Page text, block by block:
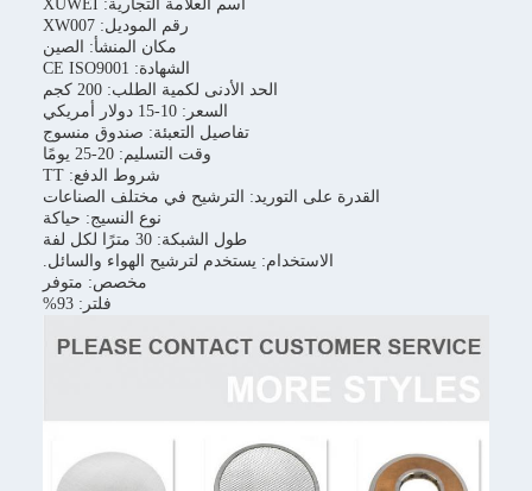
اسم العلامة التجارية: XUWEI
رقم الموديل: XW007
مكان المنشأ: الصين
الشهادة: CE ISO9001
الحد الأدنى لكمية الطلب: 200 كجم
السعر: 10-15 دولار أمريكي
تفاصيل التعبئة: صندوق منسوج
وقت التسليم: 20-25 يومًا
شروط الدفع: TT
القدرة على التوريد: الترشيح في مختلف الصناعات
نوع النسيج: حياكة
طول الشبكة: 30 مترًا لكل لفة
الاستخدام: يستخدم لترشيح الهواء والسائل.
مخصص: متوفر
فلتر: 93%